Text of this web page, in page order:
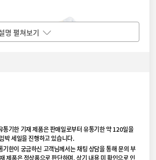
명 펼쳐보기
통기한 기재 제품은 판매일로부터 유통기한 약 120일을
박 세일을 진행하고 있습니다.
기한이 궁금하신 고객님께서는 채팅 상담을 통해 문의 부
제품은 정상품으로 판단하며, 상기 내용 미 확인으로 인